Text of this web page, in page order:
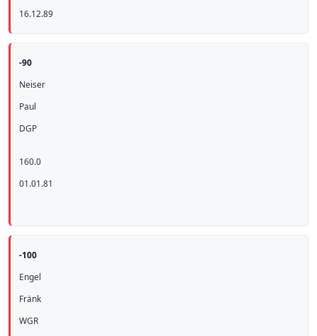
16.12.89
-90
Neiser
Paul
DGP
160.0
01.01.81
-100
Engel
Fränk
WGR